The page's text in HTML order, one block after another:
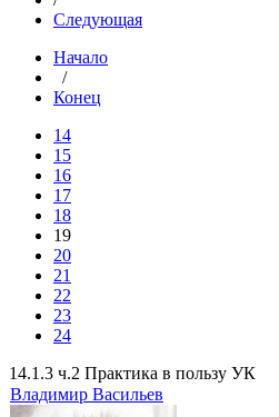
Следующая
Начало
/
Конец
14
15
16
17
18
19
20
21
22
23
24
14.1.3 ч.2 Практика в пользу УК
Владимир Васильев